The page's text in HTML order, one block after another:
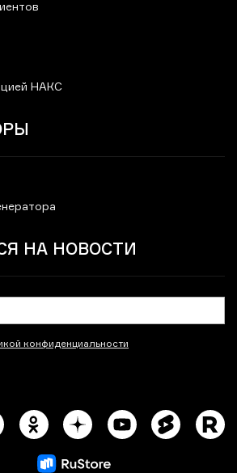
НАКС
НА НОВОСТИ
конфиденциальности